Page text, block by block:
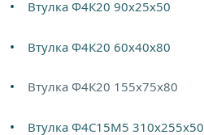
Втулка Ф4К20 90х25х50
Втулка Ф4К20 60х40х80
Втулка Ф4К20 155х75х80
Втулка Ф4С15М5 310х255х50